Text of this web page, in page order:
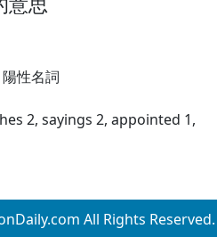
性名詞
2, sayings 2, appointed 1,
All Rights Reserved.